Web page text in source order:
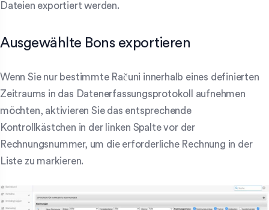
Dateien exportiert werden.
Ausgewählte Bons exportieren
Wenn Sie nur bestimmte Računi innerhalb eines definierten
Zeitraums in das Datenerfassungsprotokoll aufnehmen
möchten, aktivieren Sie das entsprechende
Kontrollkästchen in der linken Spalte vor der
Rechnungsnummer, um die erforderliche Rechnung in der
Liste zu markieren.